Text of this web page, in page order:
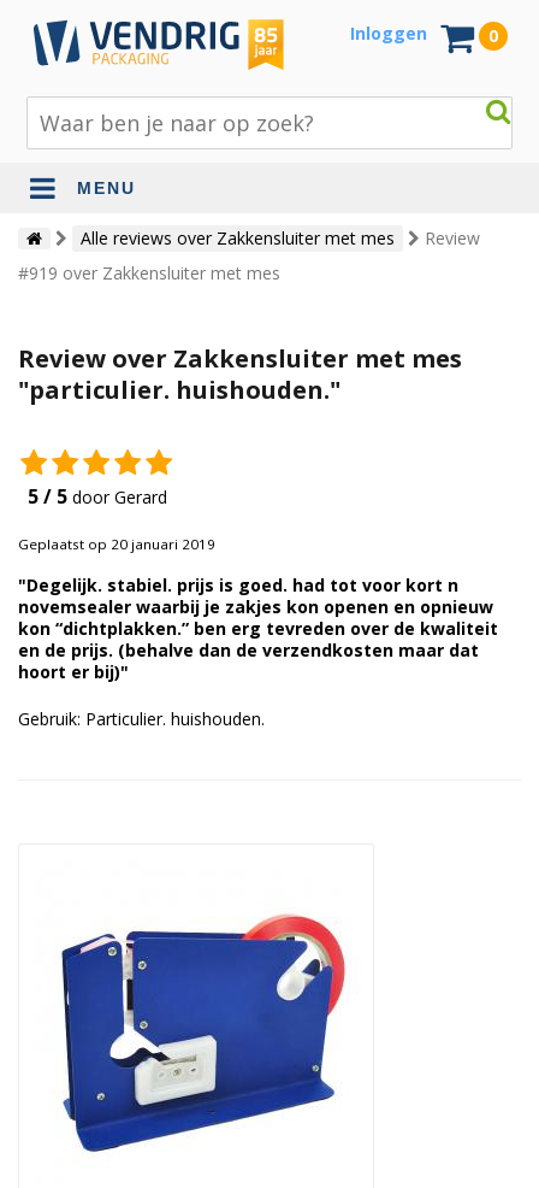
Inloggen 0
MENU
Beschermingsmateriaal
Bouw- en tuinmaterialen
Jute en lopers
Tape en stickers
Bedrukte verpakkingen
Alle reviews over Zakkensluiter met mes
Review
#919 over Zakkensluiter met mes
Review over Zakkensluiter met mes
"particulier. huishouden."
5 / 5 door Gerard
Geplaatst op 20 januari 2019
"Degelijk. stabiel. prijs is goed. had tot voor kort n
novemsealer waarbij je zakjes kon openen en opnieuw
kon “dichtplakken.” ben erg tevreden over de kwaliteit
en de prijs. (behalve dan de verzendkosten maar dat
hoort er bij)"
Gebruik: Particulier. huishouden.